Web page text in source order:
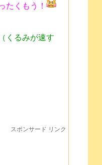
たくもう！
（くるみが速す
スポンサード リンク